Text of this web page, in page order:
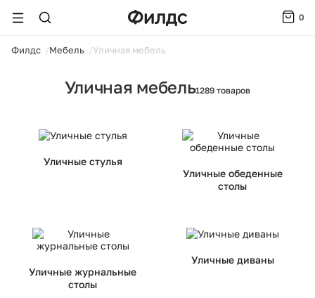
0
Филдс Мебель Уличная мебель
Уличная мебель1289 товаров
Уличные стулья
Уличные обеденные
столы
Уличные журнальные
столы
Уличные диваны